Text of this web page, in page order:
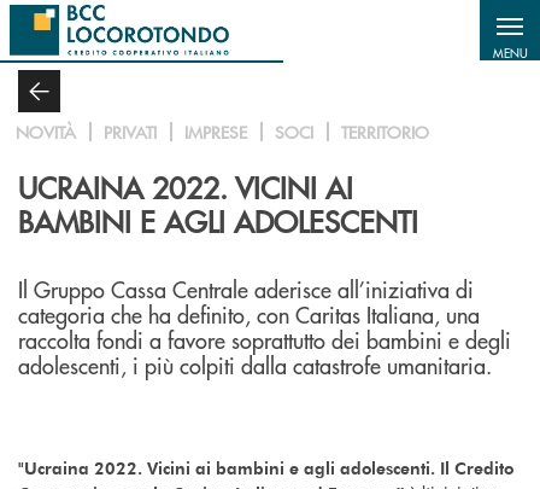
Salta al contenuto principale
MENU
NOVITÀ PRIVATI IMPRESE SOCI TERRITORIO
UCRAINA 2022. VICINI AI
BAMBINI E AGLI ADOLESCENTI
Il Gruppo Cassa Centrale aderisce all’iniziativa di
categoria che ha definito, con Caritas Italiana, una
raccolta fondi a favore soprattutto dei bambini e degli
adolescenti, i più colpiti dalla catastrofe umanitaria.
"Ucraina 2022. Vicini ai bambini e agli adolescenti. Il Credito